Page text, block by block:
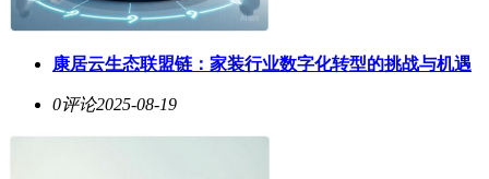
康居云生态联盟链：家装行业数字化转型的挑战与机遇
0评论2025-08-19